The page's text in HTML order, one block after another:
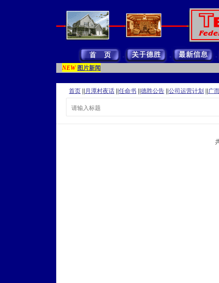
NEW 图片新闻
首页 ||月潭村夜话 ||任命书 ||德胜公告 ||公司运营计划 ||广